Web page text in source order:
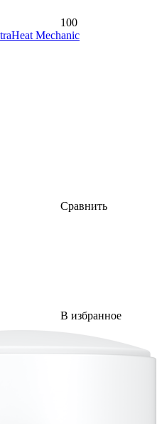
100
Mechanic
Сравнить
В избранное